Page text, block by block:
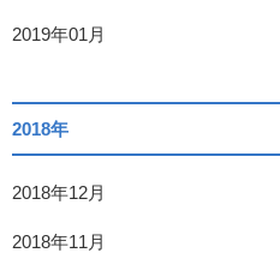
2019年01月
2018年
2018年12月
2018年11月